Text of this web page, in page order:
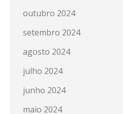
outubro 2024
setembro 2024
agosto 2024
julho 2024
junho 2024
maio 2024